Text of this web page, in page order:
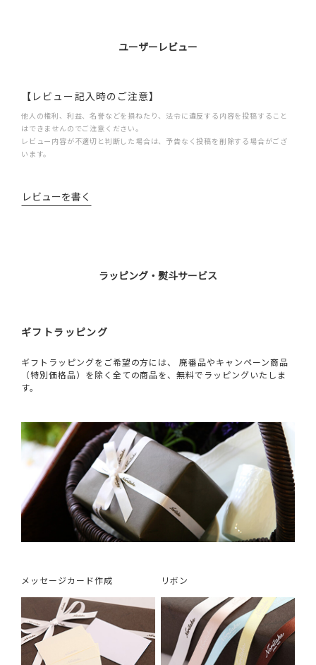
ユーザーレビュー
【レビュー記入時のご注意】
他人の権利、利益、名誉などを損ねたり、法令に違反する内容を投稿すること
はできませんのでご注意ください。
レビュー内容が不適切と判断した場合は、予告なく投稿を削除する場合がござ
います。
レビューを書く
ラッピング・熨斗サービス
ギフトラッピング
ギフトラッピングをご希望の方には、 廃番品やキャンペーン商品
（特別価格品）を除く全ての商品を、無料でラッピングいたしま
す。
メッセージカード作成 リボン